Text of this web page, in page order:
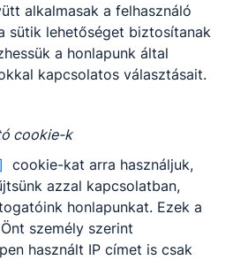
alkalmasak a felhasználó
sütik lehetőséget biztosítanak
a honlapunk által
kapcsolatos választásait.
cookie-k
cookie-kat arra használjuk,
azzal kapcsolatban,
honlapunkat. Ezek a
személy szerint
használt IP címet is csak